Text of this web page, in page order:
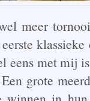
meer
eens met mij
grote